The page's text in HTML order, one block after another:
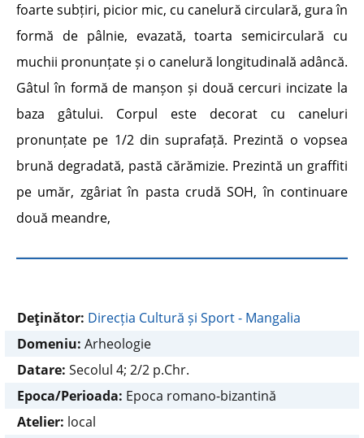
foarte subțiri, picior mic, cu canelură circulară, gura în
formă de pâlnie, evazată, toarta semicirculară cu
muchii pronunțate și o canelură longitudinală adâncă.
Gâtul în formă de manșon și două cercuri incizate la
baza gâtului. Corpul este decorat cu caneluri
pronunțate pe 1/2 din suprafață. Prezintă o vopsea
brună degradată, pastă cărămizie. Prezintă un graffiti
pe umăr, zgâriat în pasta crudă SOH, în continuare
două meandre,
Deţinător: Direcția Cultură și Sport - Mangalia
Domeniu: Arheologie
Datare: Secolul 4; 2/2 p.Chr.
Epoca/Perioada: Epoca romano-bizantină
Atelier: local